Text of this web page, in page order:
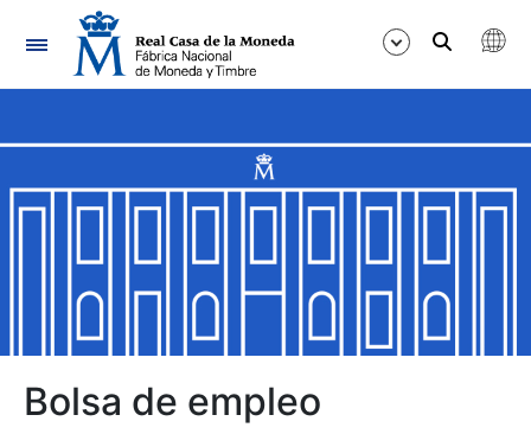
Navegación
Mostrar/Ocultar
Mostrar/Ocultar
Mostrar/Ocultar
Bolsa de empleo